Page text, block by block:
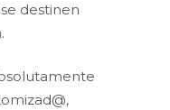
destinen